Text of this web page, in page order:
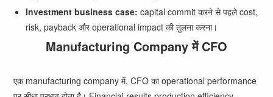
Investment business case: capital commit करने से पहले cost,
risk, payback और operational impact की तुलना करना।
Manufacturing Company में CFO
एक manufacturing company में, CFO का operational performance